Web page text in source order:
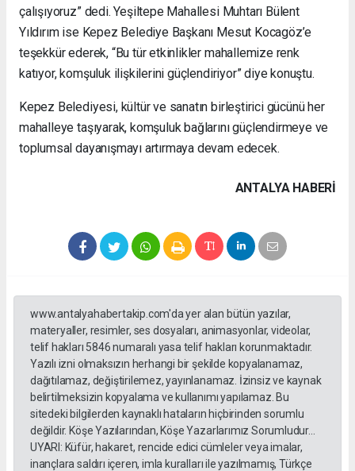
çalışıyoruz” dedi. Yeşiltepe Mahallesi Muhtarı Bülent
Yıldırım ise Kepez Belediye Başkanı Mesut Kocagöz’e
teşekkür ederek, “Bu tür etkinlikler mahallemize renk
katıyor, komşuluk ilişkilerini güçlendiriyor” diye konuştu.
Kepez Belediyesi, kültür ve sanatın birleştirici gücünü her
mahalleye taşıyarak, komşuluk bağlarını güçlendirmeye ve
toplumsal dayanışmayı artırmaya devam edecek.
ANTALYA HABERİ
www.antalyahabertakip.com'da yer alan bütün yazılar,
materyaller, resimler, ses dosyaları, animasyonlar, videolar,
telif hakları 5846 numaralı yasa telif hakları korunmaktadır.
Yazılı izni olmaksızın herhangi bir şekilde kopyalanamaz,
dağıtılamaz, değiştirilemez, yayınlanamaz. İzinsiz ve kaynak
belirtilmeksizin kopyalama ve kullanımı yapılamaz. Bu
sitedeki bilgilerden kaynaklı hataların hiçbirinden sorumlu
değildir. Köşe Yazılarından, Köşe Yazarlarımız Sorumludur...
UYARI: Küfür, hakaret, rencide edici cümleler veya imalar,
inançlara saldırı içeren, imla kuralları ile yazılmamış, Türkçe